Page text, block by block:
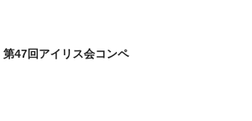
第47回アイリス会コンペ